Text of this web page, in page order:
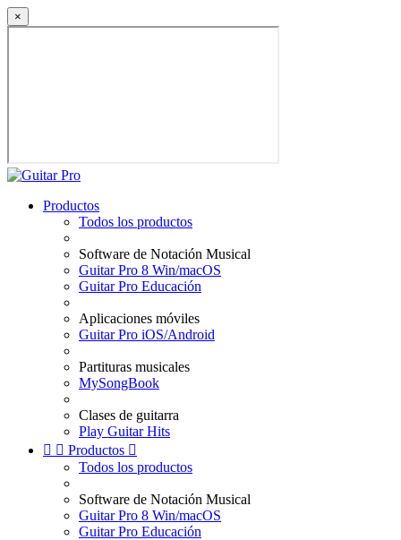
×
Productos
Todos los productos
Software de Notación Musical
Guitar Pro 8 Win/macOS
Guitar Pro Educación
Aplicaciones móviles
Guitar Pro iOS/Android
Partituras musicales
MySongBook
Clases de guitarra
Play Guitar Hits
  Productos 
Todos los productos
Software de Notación Musical
Guitar Pro 8 Win/macOS
Guitar Pro Educación